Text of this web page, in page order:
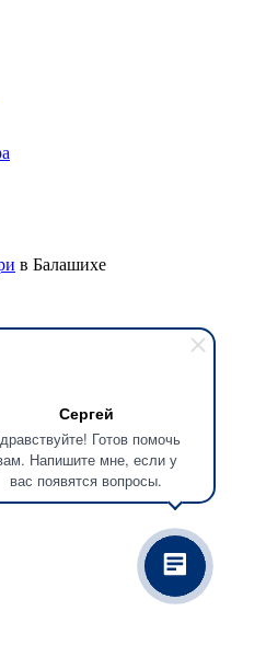
Сергей
Готов помочь
Напишите мне, если у
вас появятся вопросы.
в Балашихе